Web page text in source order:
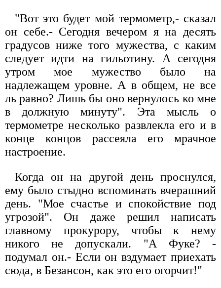
"Вот это будет мой термометр,- сказал
он себе.- Сегодня вечером я на десять
градусов ниже того мужества, с каким
следует идти на гильотину. А сегодня
утром мое мужество было на
надлежащем уровне. А в общем, не все
ль равно? Лишь бы оно вернулось ко мне
в должную минуту". Эта мысль о
термометре несколько развлекла его и в
конце концов рассеяла его мрачное
настроение.
Когда он на другой день проснулся,
ему было стыдно вспоминать вчерашний
день. "Мое счастье и спокойствие под
угрозой". Он даже решил написать
главному прокурору, чтобы к нему
никого не допускали. "А Фуке? -
подумал он.- Если он вздумает приехать
сюда, в Безансон, как это его огорчит!"